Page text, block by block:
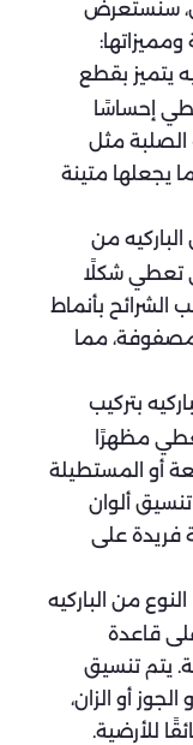
سنستعرض
ومميزاتها:
يتميز بقطع
إحساسًا
الصلبة مثل
يجعلها متينة
من
تعطي شكلًا
الشرائح بأنماط
مما
بتركيب
مظهرًا
أو المستطيلة
ألوان
فريدة على
من الباركيه
قاعدة
يتم تنسيق
أو الزان،
للأرضية.